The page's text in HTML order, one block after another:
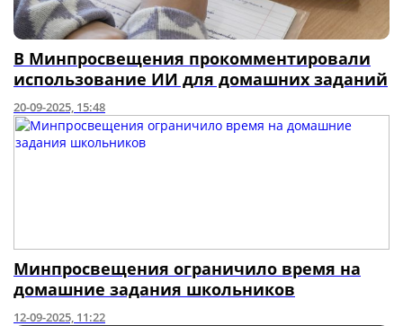
В Минпросвещения прокомментировали
использование ИИ для домашних заданий
20-09-2025, 15:48
Минпросвещения ограничило время на
домашние задания школьников
12-09-2025, 11:22